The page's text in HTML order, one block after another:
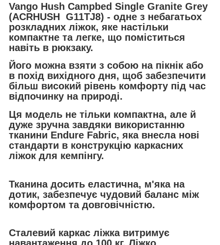
Vango Hush Campbed Single Granite Grey
(ACRHUSH G11TJ8) - одне з небагатьох
розкладних ліжок, яке настільки
компактне та легке, що поміститься
навіть в рюкзаку.
Його можна взяти з собою на пікнік або
в похід вихідного дня, щоб забезпечити
більш високий рівень комфорту під час
відпочинку на природі.
Ця модель не тільки компактна, але й
дуже зручна завдяки використанню
тканини Endure Fabric, яка внесла нові
стандарти в конструкцію каркасних
ліжок для кемпінгу.
Тканина досить еластична, м'яка на
дотик, забезпечує чудовий баланс між
комфортом та довговічністю.
Сталевий каркас ліжка витримує